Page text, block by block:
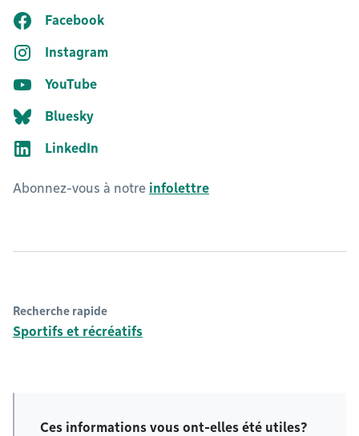
Facebook
Instagram
YouTube
Bluesky
LinkedIn
Abonnez-vous à notre infolettre
Recherche rapide
Sportifs et récréatifs
Ces informations vous ont-elles été utiles?